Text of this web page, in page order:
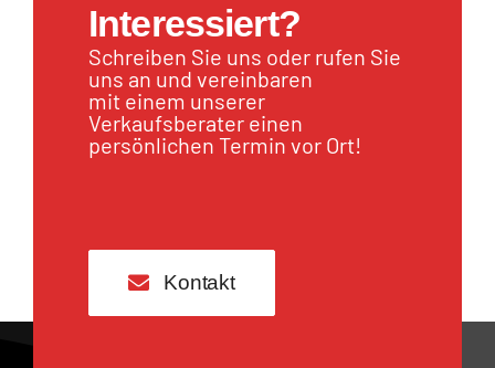
Interessiert?
Schreiben Sie uns oder rufen Sie
uns an und vereinbaren
mit einem unserer
Verkaufsberater einen
persönlichen Termin vor Ort!
Kontakt